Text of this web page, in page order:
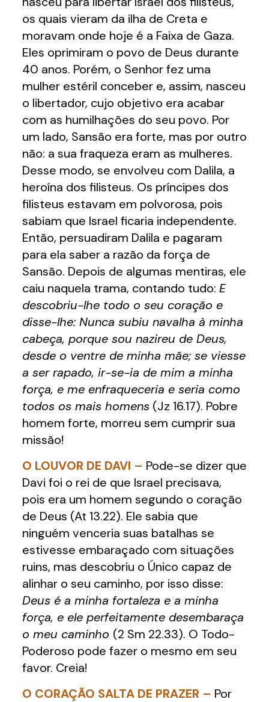
os quais vieram da ilha de Creta e
moravam onde hoje é a Faixa de Gaza.
Eles oprimiram o povo de Deus durante
40 anos. Porém, o Senhor fez uma
mulher estéril conceber e, assim, nasceu
o libertador, cujo objetivo era acabar
com as humilhações do seu povo. Por
um lado, Sansão era forte, mas por outro
não: a sua fraqueza eram as mulheres.
Desse modo, se envolveu com Dalila, a
heroína dos filisteus. Os príncipes dos
filisteus estavam em polvorosa, pois
sabiam que Israel ficaria independente.
Então, persuadiram Dalila e pagaram
para ela saber a razão da força de
Sansão. Depois de algumas mentiras, ele
caiu naquela trama, contando tudo: E
descobriu-lhe todo o seu coração e
disse-lhe: Nunca subiu navalha à minha
cabeça, porque sou nazireu de Deus,
desde o ventre de minha mãe; se viesse
a ser rapado, ir-se-ia de mim a minha
força, e me enfraqueceria e seria como
todos os mais homens(Jz 16.17). Pobre
homem forte, morreu sem cumprir sua
missão!
O LOUVOR DE DAVI – Pode-se dizer que
Davi foi o rei de que Israel precisava,
pois era um homem segundo o coração
de Deus (At 13.22). Ele sabia que
ninguém venceria suas batalhas se
estivesse embaraçado com situações
ruins, mas descobriu o Único capaz de
alinhar o seu caminho, por isso disse:
Deus é a minha fortaleza e a minha
força, e ele perfeitamente desembaraça
o meu caminho (2 Sm 22.33). O Todo-
Poderoso pode fazer o mesmo em seu
favor. Creia!
O CORAÇÃO SALTA DE PRAZER – Por